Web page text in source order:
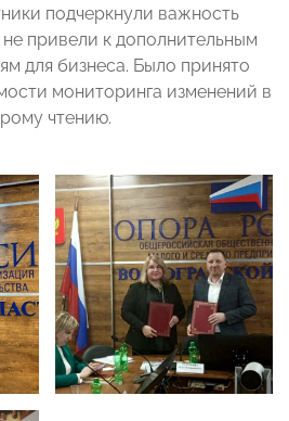
подчеркнули важность
привели к дополнительным
для бизнеса. Было принято
мониторинга изменений в
чтению.